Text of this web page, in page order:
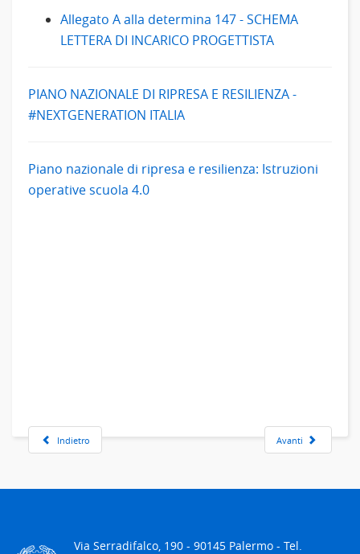
Allegato A alla determina 147 - SCHEMA
LETTERA DI INCARICO PROGETTISTA
PIANO NAZIONALE DI RIPRESA E RESILIENZA -
#NEXTGENERATION ITALIA
Piano nazionale di ripresa e resilienza: Istruzioni
operative scuola 4.0
Indietro Avanti
Via Serradifalco, 190 - 90145 Palermo - Tel.